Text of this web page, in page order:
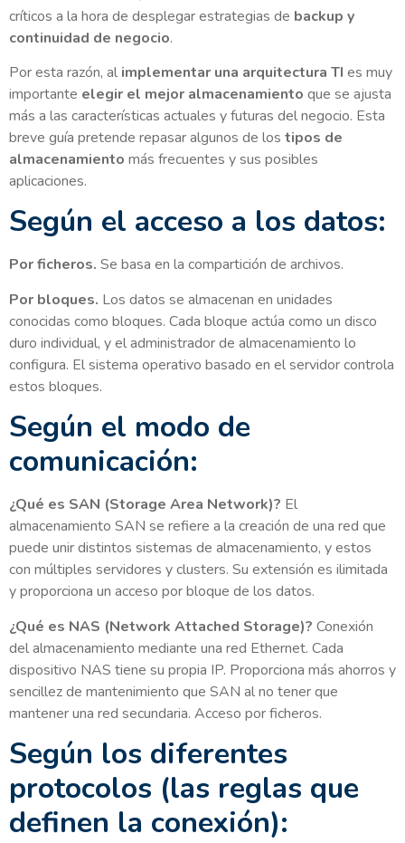
críticos a la hora de desplegar estrategias de backup y
continuidad de negocio.
Por esta razón, al implementar una arquitectura TI es muy
importante elegir el mejor almacenamiento que se ajusta
más a las características actuales y futuras del negocio. Esta
breve guía pretende repasar algunos de los tipos de
almacenamiento más frecuentes y sus posibles
aplicaciones.
Según el acceso a los datos:
Por ficheros. Se basa en la compartición de archivos.
Por bloques. Los datos se almacenan en unidades
conocidas como bloques. Cada bloque actúa como un disco
duro individual, y el administrador de almacenamiento lo
configura. El sistema operativo basado en el servidor controla
estos bloques.
Según el modo de
comunicación:
¿Qué es SAN (Storage Area Network)? El
almacenamiento SAN se refiere a la creación de una red que
puede unir distintos sistemas de almacenamiento, y estos
con múltiples servidores y clusters. Su extensión es ilimitada
y proporciona un acceso por bloque de los datos.
¿Qué es NAS (Network Attached Storage)? Conexión
del almacenamiento mediante una red Ethernet. Cada
dispositivo NAS tiene su propia IP. Proporciona más ahorros y
sencillez de mantenimiento que SAN al no tener que
mantener una red secundaria. Acceso por ficheros.
Según los diferentes
protocolos (las reglas que
definen la conexión):